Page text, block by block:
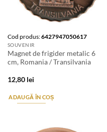
Cod produs:6427947050617
SOUVENIR
Magnet de frigider metalic 6
cm, Romania / Transilvania
12,80 lei
ADAUGĂ ÎN COȘ